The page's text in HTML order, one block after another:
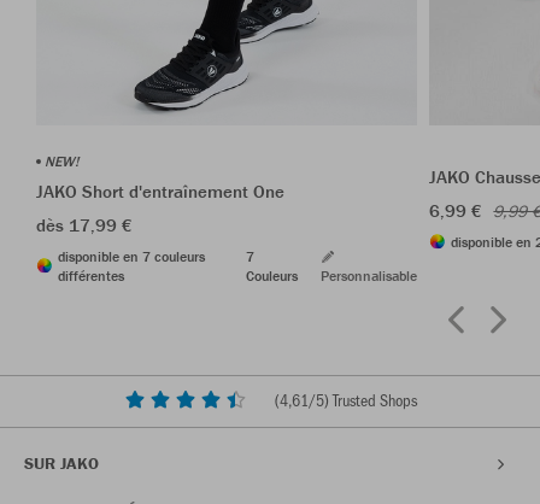
NEW!
JAKO Short d'entraînement One
dès 17,99 €
disponible en 7 couleurs
différentes
7
Couleurs
Personnalisable
JAKO
6,99 € 9,99
disponible en
(4,61/5) Trusted Shops
SUR JAKO